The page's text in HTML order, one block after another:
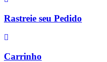
Rastreie seu Pedido
Carrinho